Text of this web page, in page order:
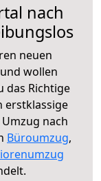
nach
neuen
wollen
das Richtige
erstklassige
nach
Büroumzug,